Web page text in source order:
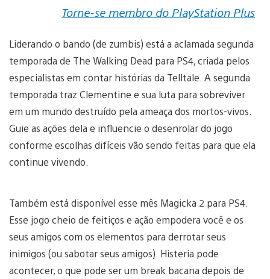
Torne-se membro do PlayStation Plus
Liderando o bando (de zumbis) está a aclamada segunda
temporada de The Walking Dead para PS4, criada pelos
especialistas em contar histórias da Telltale. A segunda
temporada traz Clementine e sua luta para sobreviver
em um mundo destruído pela ameaça dos mortos-vivos.
Guie as ações dela e influencie o desenrolar do jogo
conforme escolhas difíceis vão sendo feitas para que ela
continue vivendo.
Também está disponível esse mês Magicka 2 para PS4.
Esse jogo cheio de feitiços e ação empodera você e os
seus amigos com os elementos para derrotar seus
inimigos (ou sabotar seus amigos). Histeria pode
acontecer, o que pode ser um break bacana depois de